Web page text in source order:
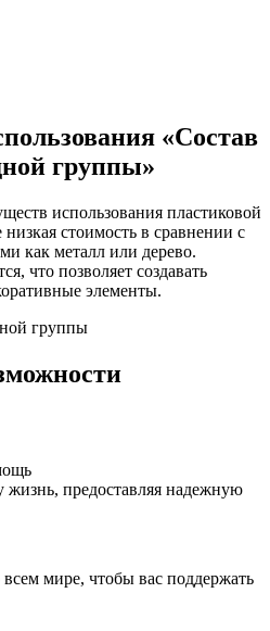
«Состав
группы»
использования пластиковой
стоимость в сравнении с
как металл или дерево.
что позволяет создавать
элементы.
предоставляя надежную
мире, чтобы вас поддержать